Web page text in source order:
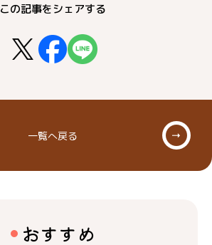
この記事をシェアする
一覧へ戻る
おすすめ